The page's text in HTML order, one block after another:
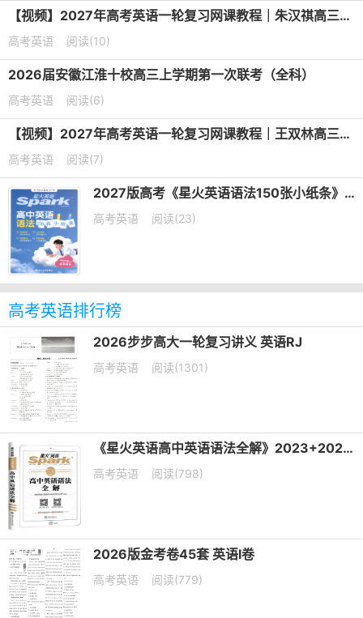
【视频】2027年高考英语一轮复习网课教程｜朱汉祺高三英语上学期暑假班视频教程
高考英语 阅读(10)
2026届安徽江淮十校高三上学期第一次联考（全科）
高考英语 阅读(6)
【视频】2027年高考英语一轮复习网课教程｜王双林高三英语上学期暑假班视频教程
高考英语 阅读(7)
2027版高考《星火英语语法150张小纸条》PDF电子版下载
高考英语 阅读(23)
高考英语排行榜
2026步步高大一轮复习讲义 英语RJ
高考英语 阅读(1301)
《星火英语高中英语语法全解》2023+2025版 电子版下载打印
高考英语 阅读(798)
2026版金考卷45套 英语I卷
高考英语 阅读(779)